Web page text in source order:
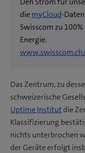
diemyCloud-
Swisscom zu
Energie.
Das Zentrum, zu
schweizerische
Uptime Institutdie
Klassifizierung
nichts unterbrochen
der Geräte erfolgt